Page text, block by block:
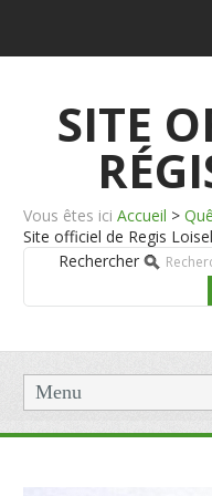
SITE
Vous êtes ici Accueil >
Site officiel de Regis Loisel
Rechercher
Menu